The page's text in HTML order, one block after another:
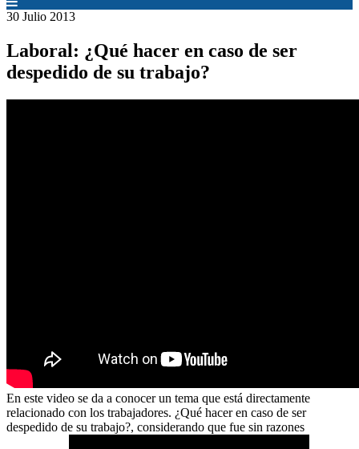
30 Julio 2013
Laboral: ¿Qué hacer en caso de ser
despedido de su trabajo?
En este video se da a conocer un tema que está directamente
relacionado con los trabajadores. ¿Qué hacer en caso de ser
despedido de su trabajo?, considerando que fue sin razones